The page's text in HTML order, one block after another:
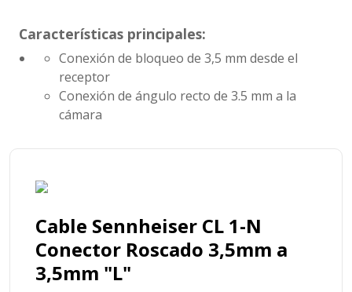
Características principales:
Conexión de bloqueo de 3,5 mm desde el
receptor
Conexión de ángulo recto de 3.5 mm a la
cámara
Cable Sennheiser CL 1-N
Conector Roscado 3,5mm a
3,5mm "L"